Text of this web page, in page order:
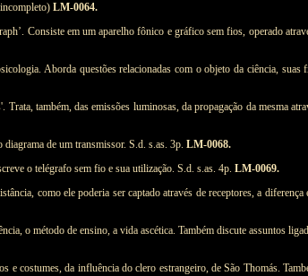
LM-0064.
Consiste em um aparelho fônico e gráfico sem fios, operado
Aborda questões relacionadas com o objeto da ciência, suas
também, das emissões luminosas, da propagação da mesma
de um transmissor. S.d. s.as. 3p. LM-0068.
o telégrafo sem fio e sua utilização. S.d. s.as. 4p. LM-0069.
como ele poderia ser captado através de receptores, a
o método de ensino, a vida ascética. Também discute assuntos
costumes, da influência do clero estrangeiro, de São Thomás.